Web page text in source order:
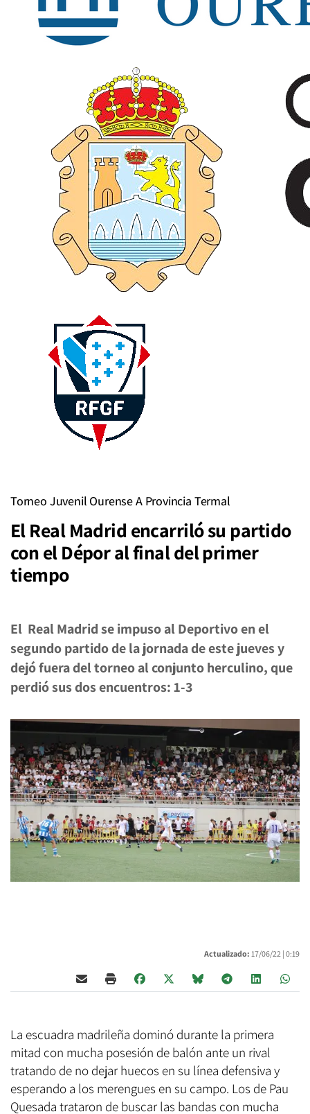
Torneo Juvenil Ourense A Provincia Termal
El Real Madrid encarriló su partido
con el Dépor al final del primer
tiempo
El Real Madrid se impuso al Deportivo en el
segundo partido de la jornada de este jueves y
dejó fuera del torneo al conjunto herculino, que
perdió sus dos encuentros: 1-3
Actualizado: 17/06/22 | 0:19
La escuadra madrileña dominó durante la primera
mitad con mucha posesión de balón ante un rival
tratando de no dejar huecos en su línea defensiva y
esperando a los merengues en su campo. Los de Pau
Quesada trataron de buscar las bandas con mucha